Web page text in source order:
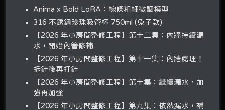
Anima x Bold LoRA：線條粗細微調模型
316 不銹鋼珍珠吸管杯 750ml (兔子款)
【2026 年小房間整修工程】第十二集：內牆持續漏
水，開始內管修補
【2026 年小房間整修工程】第十一集：內牆處理！
拆針後再打針
【2026 年小房間整修工程】第十集：繼續漏水，加
強再加強
【2026 年小房間整修工程】第九集：依然漏水，補